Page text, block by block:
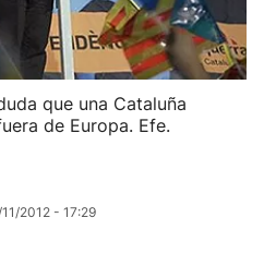
que una Cataluña
de Europa. Efe.
2012 - 17:29